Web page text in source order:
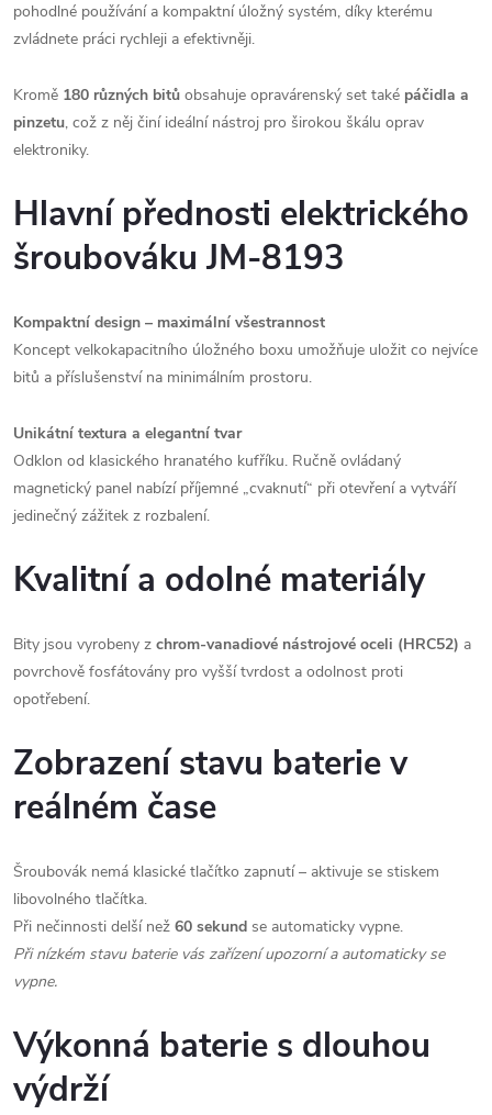
pohodlné používání a kompaktní úložný systém, díky kterému
zvládnete práci rychleji a efektivněji.
Kromě 180 různých bitů obsahuje opravárenský set také páčidla a
pinzetu, což z něj činí ideální nástroj pro širokou škálu oprav
elektroniky.
Hlavní přednosti elektrického
šroubováku JM-8193
Kompaktní design – maximální všestrannost
Koncept velkokapacitního úložného boxu umožňuje uložit co nejvíce
bitů a příslušenství na minimálním prostoru.
Unikátní textura a elegantní tvar
Odklon od klasického hranatého kufříku. Ručně ovládaný
magnetický panel nabízí příjemné „cvaknutí“ při otevření a vytváří
jedinečný zážitek z rozbalení.
Kvalitní a odolné materiály
Bity jsou vyrobeny z chrom-vanadiové nástrojové oceli (HRC52) a
povrchově fosfátovány pro vyšší tvrdost a odolnost proti
opotřebení.
Zobrazení stavu baterie v
reálném čase
Šroubovák nemá klasické tlačítko zapnutí – aktivuje se stiskem
libovolného tlačítka.
Při nečinnosti delší než 60 sekund se automaticky vypne.
Při nízkém stavu baterie vás zařízení upozorní a automaticky se
vypne.
Výkonná baterie s dlouhou
výdrží